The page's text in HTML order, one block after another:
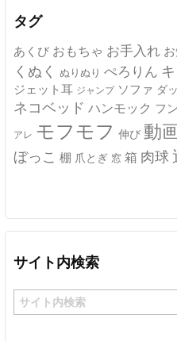
タグ
あくび おもちゃ お手入れ
くぬく ぬりぬり ぺろりん
ジェット耳 ジャンプ ソファ ダ
ネコベッド ハンモック フ
アレ モフモフ 伸び 動
ぼっこ 棚 爪とぎ 窓 箱 肉球
サイト内検索